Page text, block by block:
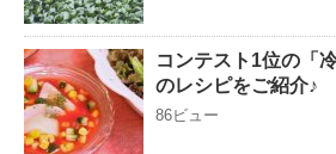
コンテスト1位の「
のレシピをご紹介♪
86ビュー